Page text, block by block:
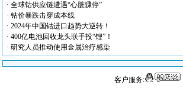
· 全球钴供应链遭遇“心脏骤停”
· 钴价暴跌击穿成本线
· 2024年中国钴进口趋势大逆转！
· 400亿电池回收龙头联手投“锂”！
· 研究人员推动使用金属治疗感染
客户服务: